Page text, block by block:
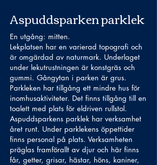
Aspuddsparken parklek
En utgång: mitten.
Lekplatsen har en varierad topografi och
är omgärdad av naturmark. Underlaget
under lekutrustningen är konstgräs och
gummi. Gångytan i parken är grus.
Parkleken har tillgång ett mindre hus för
inomhusaktiviteter. Det finns tillgång till en
toalett med plats för eldriven rullstol.
Aspuddsparkens parklek har verksamhet
året runt. Under parklekens öppettider
finns personal på plats. Verksamheten
präglas framförallt av djur och här finns
får, getter, grisar, hästar, höns, kaniner,